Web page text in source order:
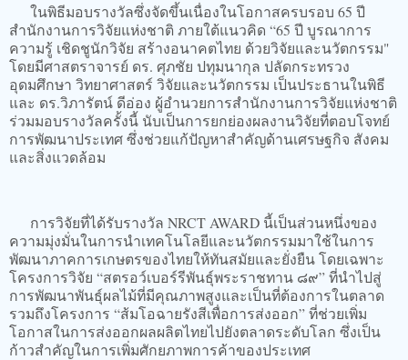
ในพิธีมอบรางวัลซึ่งจัดขึ้นเนื่องในโอกาสครบรอบ 65 ปี
สำนักงานการวิจัยแห่งชาติ ภายใต้แนวคิด “65 ปี บูรณาการ
ความรู้ เชิดชูนักวิจัย สร้างอนาคตไทย ด้วยวิจัยและนวัตกรรม"
โดยมีศาสตราจารย์ ดร. ศุภชัย ปทุมนากุล ปลัดกระทรวง
อุดมศึกษา วิทยาศาสตร์ วิจัยและนวัตกรรม เป็นประธานในพิธี
และ ดร.วิภารัตน์ ดีอ่อง ผู้อำนวยการสำนักงานการวิจัยแห่งชาติ
ร่วมมอบรางวัลครั้งนี้ นับเป็นการยกย่องผลงานวิจัยที่ตอบโจทย์
การพัฒนาประเทศ ซึ่งช่วยแก้ปัญหาสำคัญด้านเศรษฐกิจ สังคม
และสิ่งแวดล้อม
การวิจัยที่ได้รับรางวัล NRCT AWARD นี้เป็นส่วนหนึ่งของ
ความมุ่งมั่นในการนำเทคโนโลยีและนวัตกรรมมาใช้ในการ
พัฒนาภาคการเกษตรของไทยให้ทันสมัยและยั่งยืน โดยเฉพาะ
โครงการวิจัย “สตรอว์เบอร์รีพันธุ์พระราชทาน ๘๙” ที่นำไปสู่
การพัฒนาพันธุ์ผลไม้ที่มีคุณภาพสูงและเป็นที่ต้องการในตลาด
รวมถึงโครงการ “ส้มโอฉายรังสีเพื่อการส่งออก” ที่ช่วยเพิ่ม
โอกาสในการส่งออกผลผลิตไทยไปยังตลาดระดับโลก ซึ่งเป็น
ก้าวสำคัญในการเพิ่มศักยภาพการค้าของประเทศ